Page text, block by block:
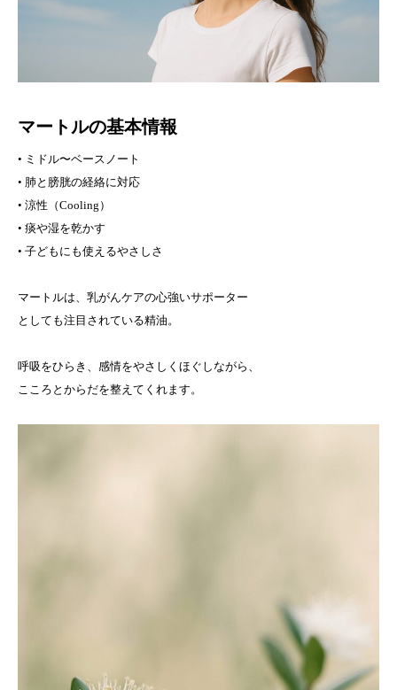
マートルの基本情報
• ミドル〜ベースノート
• 肺と膀胱の経絡に対応
• 涼性（Cooling）
• 痰や湿を乾かす
• 子どもにも使えるやさしさ
マートルは、乳がんケアの心強いサポーター
としても注目されている精油。
呼吸をひらき、感情をやさしくほぐしながら、
こころとからだを整えてくれます。